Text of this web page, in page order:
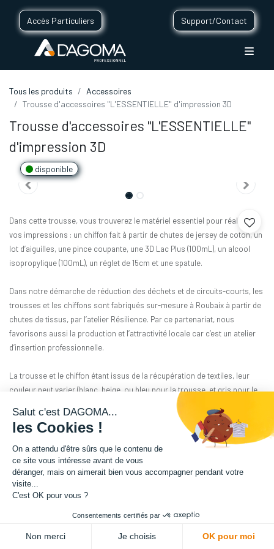
Accès Particuliers Support/Contact
Tous les produits
Accessoires
Trousse d'accessoires "L'ESSENTIELLE" d'impression 3D
Trousse d'accessoires "L'ESSENTIELLE"
d'impression 3D
disponible
Dans cette trousse, vous trouverez le matériel essentiel pour réaliser
vos impressions : un chiffon fait à partir de chutes de jersey de coton, un
lot d’aiguilles, une pince coupante, une 3D Lac Plus (100mL), un alcool
isopropylique (100mL), un réglet de 15cm et une spatule.
Dans notre démarche de réduction des déchets et de circuits-courts, les
trousses et les chiffons sont fabriqués sur-mesure à Roubaix à partir de
chutes de tissus, par l’atelier Résilience. Par ce partenariat, nous
favorisons aussi la production et l’attractivité locale car c’est un atelier
d’insertion professionnelle.
La trousse et le chiffon étant issus de la récupération de textiles, leur
couleur peut varier (blanc, beige, ou bleu pour la trousse, et gris pour le
Salut c'est DAGOMA...
les Cookies !
On a attendu d'être sûrs que le contenu de
ce site vous intéresse avant de vous
déranger, mais on aimerait bien vous accompagner pendant votre
visite...
C'est OK pour vous ?
Consentements certifiés par
Non merci Je choisis OK pour moi